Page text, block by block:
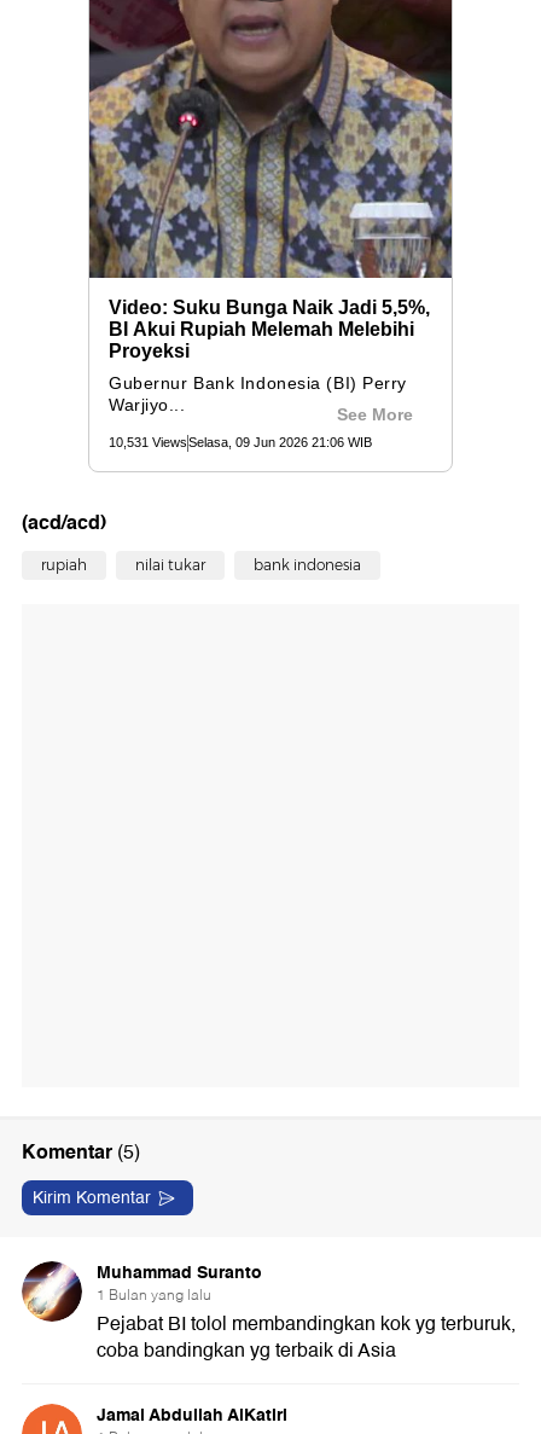
(acd/acd)
rupiah nilai tukar bank indonesia